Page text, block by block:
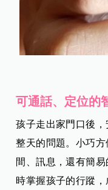
可通話、定位的
孩子走出家門口後
整天的問題。小巧
間、訊息，還有簡
時掌握孩子的行蹤